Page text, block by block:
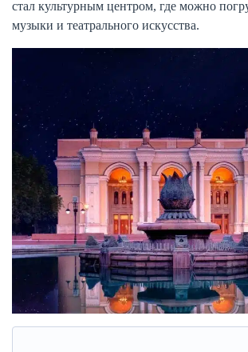
стал культурным центром, где можно
музыки и театрального искусства.